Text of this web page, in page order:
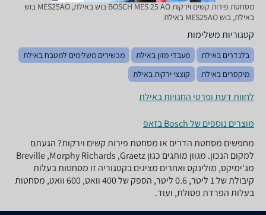
מסחטת ‏פירות קשים וירקות BOSCH MES 25 AO בוש באילת, MES25AO בוש
באילת, בוש MES25AO באילת
קטגוריות משלימות
בלנדרים באילת מעבדי מזון באילת
מכשירים משלימים למטבח באילת
מיקסרים באילת
קוצצי ירקות באילת
לחוות דעת ופרטי החנויות באילת
מוצרים נוספים של Bosch בזאפ
מחפשים מסחטת הדרים או מסחטת פירות קשים וירקות? הגעתם
למקום הנכון. מגוון מותגים כגון Breville ,Morphy Richards ,Graetz
מג'ימיקס, מולינקס ואחרים מציגים בקטגוריה זו מסחטות בעלות
קיבולת של 1 ליטר, 0.6 ליטר, הספק של 400 וואט, 600 וואט, מסחטות
בעלות הפרדת פסולת, ועוד.